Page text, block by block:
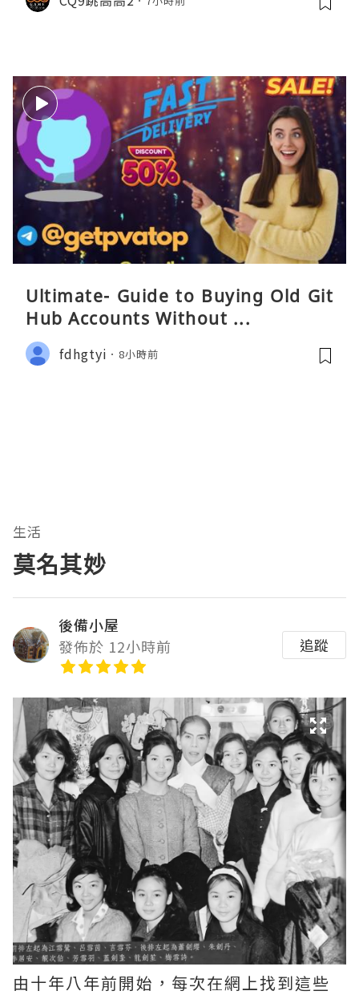
Ultimate- Guide to Buying Old Git
Hub Accounts Without ...
fdhgtyi 8小時前
生活
莫名其妙
後備小屋
發佈於 12小時前
追蹤
由十年八年前開始，每次在網上找到這些